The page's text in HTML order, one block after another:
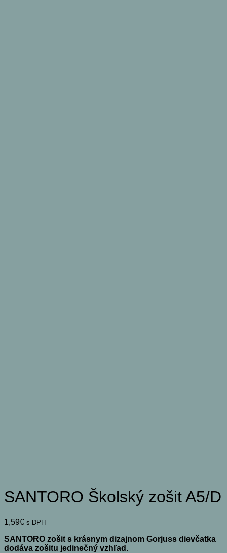
SANTORO Školský zošit A5/D
1,59€ s DPH
SANTORO zošit s krásnym dizajnom Gorjuss dievčatka
dodáva zošitu jedinečný vzhľad.